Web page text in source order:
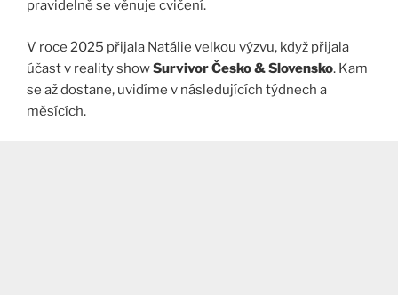
pravidelně se věnuje cvičení.
V roce 2025 přijala Natálie velkou výzvu, když přijala
účast v reality showSurvivor Česko & Slovensko. Kam
se až dostane, uvidíme v následujících týdnech a
měsících.